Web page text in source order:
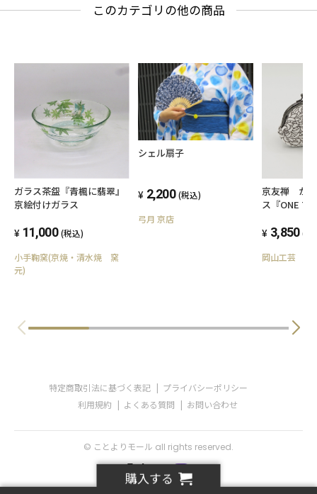
購入する
このカテゴリの他の商品
ガラス茶盌『青楓に翡翠』
京絵付けガラス
11,000 (税込)
小手鞠窯(京焼・清水焼 窯
元)
シェル扇子
2,200 (税込)
弓月 京店
京友禅 が
ス『ONE
3,850 (税
岡山工芸
特定商取引法に基づく表記
プライバシーポリシー
利用規約
よくある質問 お問い合わせ
© ことよりモール all rights reserved.